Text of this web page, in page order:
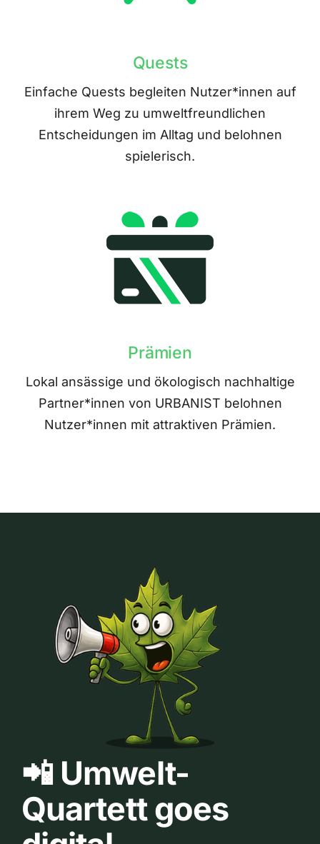
Quests
Einfache Quests begleiten Nutzer*innen auf
ihrem Weg zu umweltfreundlichen
Entscheidungen im Alltag und belohnen
spielerisch.
Prämien
Lokal ansässige und ökologisch nachhaltige
Partner*innen von URBANIST belohnen
Nutzer*innen mit attraktiven Prämien.
📲 Umwelt-
Quartett goes